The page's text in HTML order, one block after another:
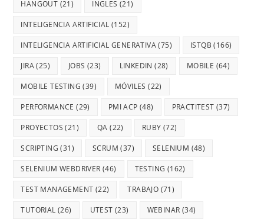
HANGOUT (21) INGLES (21)
INTELIGENCIA ARTIFICIAL (152)
INTELIGENCIA ARTIFICIAL GENERATIVA(75) ISTQB (166)
JIRA(25) JOBS (23) LINKEDIN (28) MOBILE (64)
MOBILE TESTING (39) MÓVILES (22)
PERFORMANCE (29) PMI ACP (48) PRACTITEST (37)
PROYECTOS (21) QA (22) RUBY (72)
SCRIPTING (31) SCRUM (37) SELENIUM (48)
SELENIUM WEBDRIVER (46) TESTING (162)
TEST MANAGEMENT (22) TRABAJO (71)
TUTORIAL (26) UTEST (23) WEBINAR (34)